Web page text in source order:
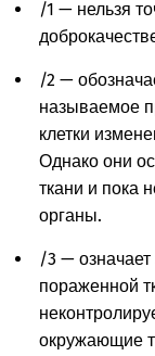
/1 — нельзя
/2 —
называемое
клетки
Однако они
ткани и пока
органы.
/3 — означает
пораженной
окружающие